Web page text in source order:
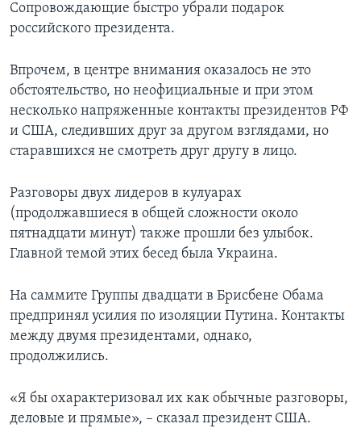
Сопровождающие быстро убрали подарок
российского президента.
Впрочем, в центре внимания оказалось не это
обстоятельство, но неофициальные и при этом
несколько напряженные контакты президентов РФ
и США, следивших друг за другом взглядами, но
старавшихся не смотреть друг другу в лицо.
Разговоры двух лидеров в кулуарах
(продолжавшиеся в общей сложности около
пятнадцати минут) также прошли без улыбок.
Главной темой этих бесед была Украина.
На саммите Группы двадцати в Брисбене Обама
предпринял усилия по изоляции Путина. Контакты
между двумя президентами, однако,
продолжились.
«Я бы охарактеризовал их как обычные разговоры,
деловые и прямые», – сказал президент США.